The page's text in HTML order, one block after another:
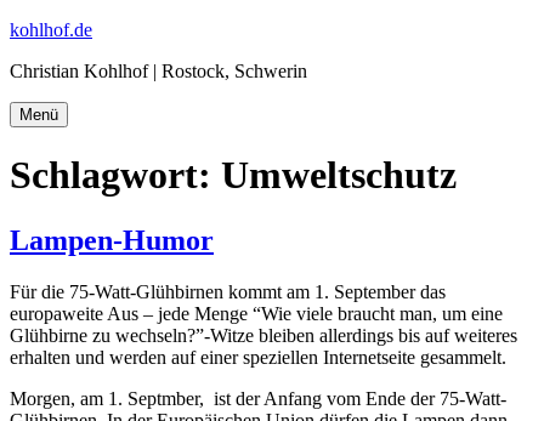
Zum
springen
kohlhof.de
Christian Kohlhof | Rostock, Schwerin
Menü
Schlagwort: Umweltschutz
Lampen-Humor
Für die 75-Watt-Glühbirnen kommt am 1. September das
europaweite Aus – jede Menge “Wie viele braucht man, um eine
Glühbirne zu wechseln?”-Witze bleiben allerdings bis auf weiteres
erhalten und werden auf einer speziellen Internetseite gesammelt.
Morgen, am 1. Septmber, ist der Anfang vom Ende der 75-Watt-